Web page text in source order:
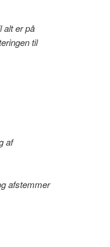
alt er på
til
af
afstemmer